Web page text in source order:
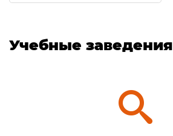
Учебные заведения